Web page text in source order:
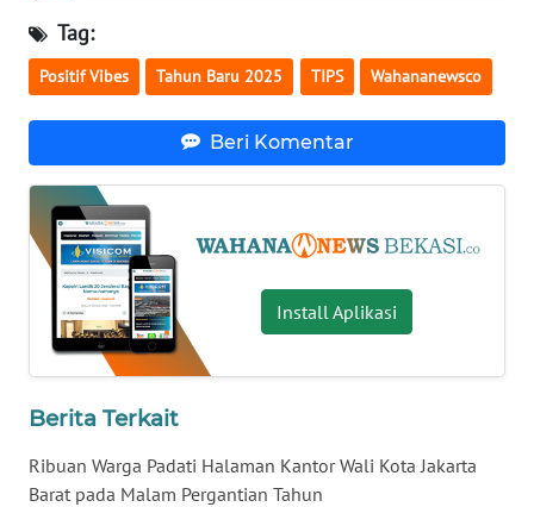
Tag:
Positif Vibes Tahun Baru 2025 TIPS Wahananewsco
Beri Komentar
Install Aplikasi
Berita Terkait
Ribuan Warga Padati Halaman Kantor Wali Kota Jakarta
Barat pada Malam Pergantian Tahun
WN
NUSANTARA
WN
WN
JATIM
BALI
KALBAR
WN
KALTENG